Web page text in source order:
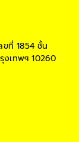
ขที่ 1854 ชั้น
งเทพฯ 10260